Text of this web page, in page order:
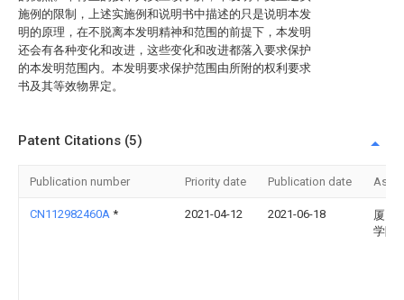
施例的限制，上述实施例和说明书中描述的只是说明本发
明的原理，在不脱离本发明精神和范围的前提下，本发明
还会有各种变化和改进，这些变化和改进都落入要求保护
的本发明范围内。本发明要求保护范围由所附的权利要求
书及其等效物界定。
Patent Citations (5)
Publication number Priority date Publication date
CN112982460A * 2021-04-12 2021-06-18
厦门
学院